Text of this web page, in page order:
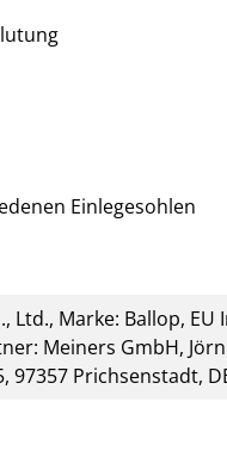
Einlegesohlen
Ltd., Marke: Ballop,
Meiners GmbH,
97357 Prichsenstadt,